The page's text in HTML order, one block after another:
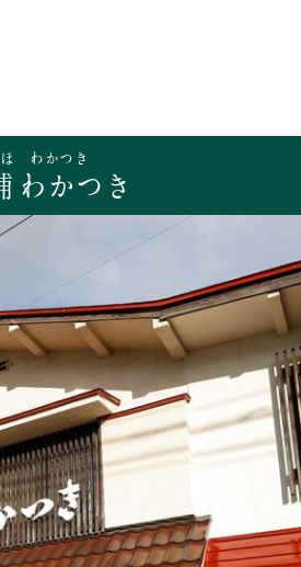
わかつき